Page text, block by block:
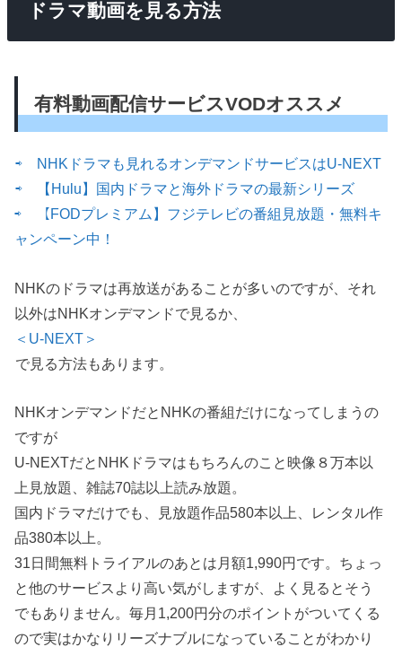
ドラマ動画を見る方法
有料動画配信サービスVODオススメ
⇨ NHKドラマも見れるオンデマンドサービスはU-NEXT
⇨ 【Hulu】国内ドラマと海外ドラマの最新シリーズ
⇨ 【FODプレミアム】フジテレビの番組見放題・無料キ
ャンペーン中！
NHKのドラマは再放送があることが多いのですが、それ
以外はNHKオンデマンドで見るか、
＜U-NEXT＞
で見る方法もあります。
NHKオンデマンドだとNHKの番組だけになってしまうの
ですが
U-NEXTだとNHKドラマはもちろんのこと映像８万本以
上見放題、雑誌70誌以上読み放題。
国内ドラマだけでも、見放題作品580本以上、レンタル作
品380本以上。
31日間無料トライアルのあとは月額1,990円です。ちょっ
と他のサービスより高い気がしますが、よく見るとそう
でもありません。毎月1,200円分のポイントがついてくる
ので実はかなりリーズナブルになっていることがわかり